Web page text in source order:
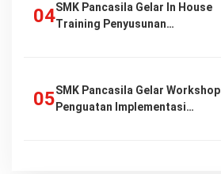
SMK Pancasila Gelar In House
Training Penyusunan…
SMK Pancasila Gelar Workshop
Penguatan Implementasi…